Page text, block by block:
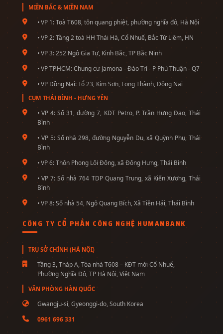
CÔNG TY CỔ PHẦN CÔNG NGHỆ HUMANBANK
TRỤ SỞ CHÍNH (HÀ NỘI)
Tầng 3, Tháp A, Tòa nhà T608 – KĐT mới Cổ Nhuế,
Phường Nghĩa Đô, TP Hà Nội, Việt Nam
VĂN PHÒNG HÀN QUỐC
Gwangju-si, Gyeonggi-do, South Korea
0961 696 331
MIỀN BẮC & MIỀN NAM
• VP 1: Toà T608, tôn quang phiệt, phường nghĩa đô, Hà Nội
• VP 2: Tầng 2 toà HH Thái Hà, Cổ Nhuế, Bắc Từ Liêm, HN
• VP 3: 252 Ngô Gia Tự, Kinh Bắc, TP Bắc Ninh
• VP TP.HCM: Chung cư Jamona - Đào Trí - P Phú Thuận - Q7
• VP Đồng Nai: Tổ 23, Kim Sơn, Long Thành, Đồng Nai
CỤM THÁI BÌNH - HƯNG YÊN
• VP 4: Số 31, đường 7, KDT Petro, P. Trần Hưng Đạo, Thái
Bình
• VP 5: Số nhà 298, đường Nguyễn Du, xã Quỳnh Phụ, Thái
Bình
• VP 6: Thôn Phong Lôi Đông, xã Đông Hưng, Thái Bình
• VP 7: Số nhà 764 TDP Quang Trung, xã Kiến Xương, Thái
Bình
• VP 8: Số nhà 54, Ngô Quang Bích, Xã Tiền Hải, Thái Bình